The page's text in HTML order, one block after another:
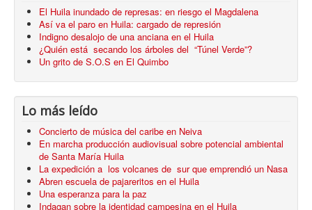
El Huila inundado de represas: en riesgo el Magdalena
Así va el paro en Huila: cargado de represión
Indigno desalojo de una anciana en el Huila
¿Quién está secando los árboles del “Túnel Verde”?
Un grito de S.O.S en El Quimbo
Lo más leído
Concierto de música del caribe en Neiva
En marcha producción audiovisual sobre potencial ambiental
de Santa María Huila
La expedición a los volcanes de sur que emprendió un Nasa
Abren escuela de pajareritos en el Huila
Una esperanza para la paz
Indagan sobre la identidad campesina en el Huila